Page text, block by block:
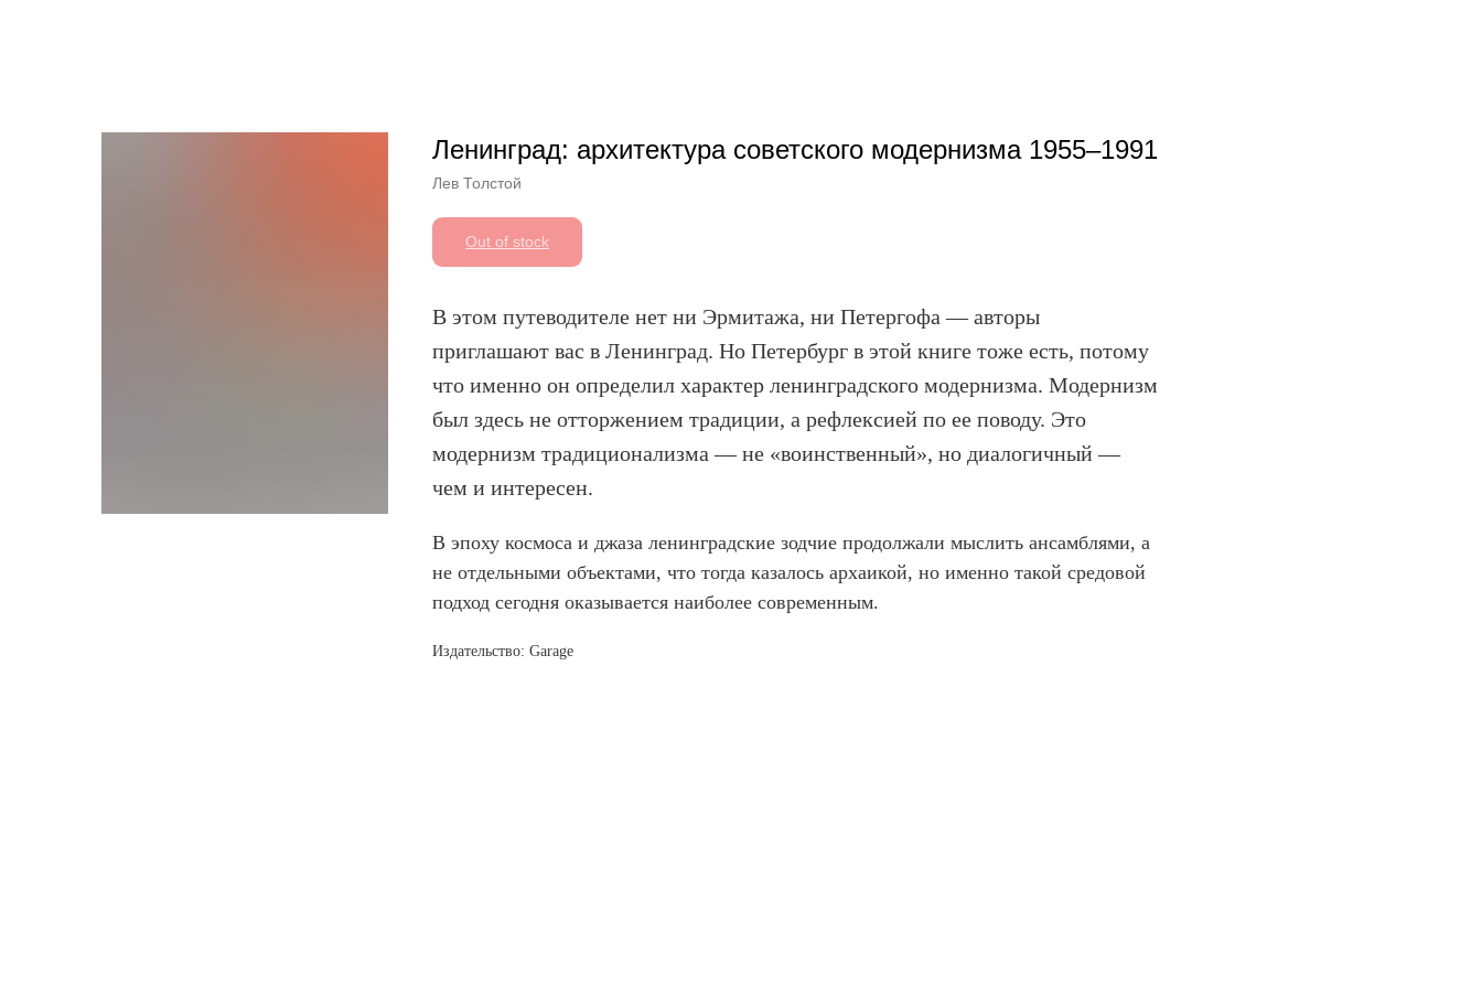
Ленинград: архитектура советского модернизма 1955–1991
Лев Толстой
Out of stock
В этом путеводителе нет ни Эрмитажа, ни Петергофа — авторы
приглашают вас в Ленинград. Но Петербург в этой книге тоже есть, потому
что именно он определил характер ленинградского модернизма. Модернизм
был здесь не отторжением традиции, а рефлексией по ее поводу. Это
модернизм традиционализма — не «воинственный», но диалогичный —
чем и интересен.
В эпоху космоса и джаза ленинградские зодчие продолжали мыслить ансамблями, а
не отдельными объектами, что тогда казалось архаикой, но именно такой средовой
подход сегодня оказывается наиболее современным.
Издательство: Garage